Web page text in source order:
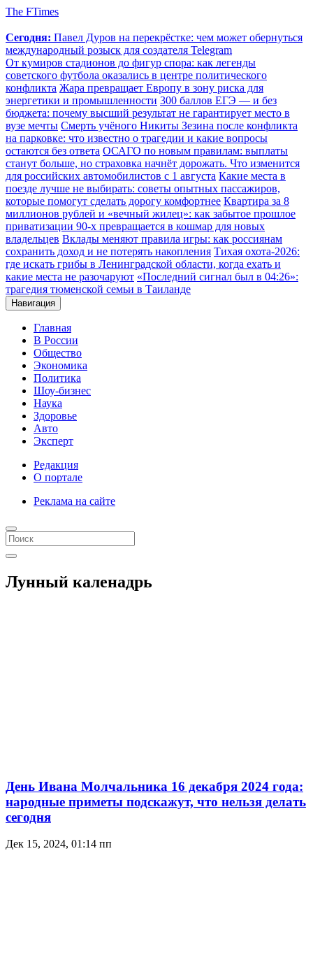
The FTimes
Сегодня: Павел Дуров на перекрёстке: чем может обернуться
международный розыск для создателя Telegram
От кумиров стадионов до фигур спора: как легенды
советского футбола оказались в центре политического
конфликта Жара превращает Европу в зону риска для
энергетики и промышленности 300 баллов ЕГЭ — и без
бюджета: почему высший результат не гарантирует место в
вузе мечты Смерть учёного Никиты Зезина после конфликта
на парковке: что известно о трагедии и какие вопросы
остаются без ответа ОСАГО по новым правилам: выплаты
станут больше, но страховка начнёт дорожать. Что изменится
для российских автомобилистов с 1 августа Какие места в
поезде лучше не выбирать: советы опытных пассажиров,
которые помогут сделать дорогу комфортнее Квартира за 8
миллионов рублей и «вечный жилец»: как забытое прошлое
приватизации 90-х превращается в кошмар для новых
владельцев Вклады меняют правила игры: как россиянам
сохранить доход и не потерять накопления Тихая охота-2026:
где искать грибы в Ленинградской области, когда ехать и
какие места не разочаруют «Последний сигнал был в 04:26»:
трагедия тюменской семьи в Таиланде
Навигация
Главная
В России
Общество
Экономика
Политика
Шоу-бизнес
Наука
Здоровье
Авто
Эксперт
Редакция
О портале
Реклама на сайте
Лунный каленадрь
День Ивана Молчальника 16 декабря 2024 года:
народные приметы подскажут, что нельзя делать
сегодня
Дек 15, 2024, 01:14 пп